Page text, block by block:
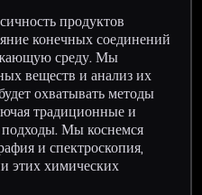
продуктов
конечных соединений
среду. Мы
веществ и анализ их
охватывать методы
традиционные и
Мы коснемся
и спектроскопия,
этих химических